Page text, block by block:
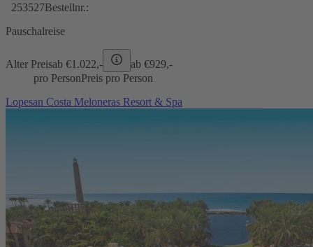
253527Bestellnr.:
Pauschalreise
Alter Preisab €1.022,- ab €929,-
pro PersonPreis pro Person
Lopesan Costa Meloneras Resort & Spa